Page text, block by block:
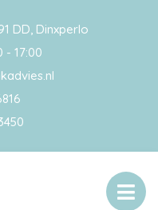
DD, Dinxperlo
- 17:00